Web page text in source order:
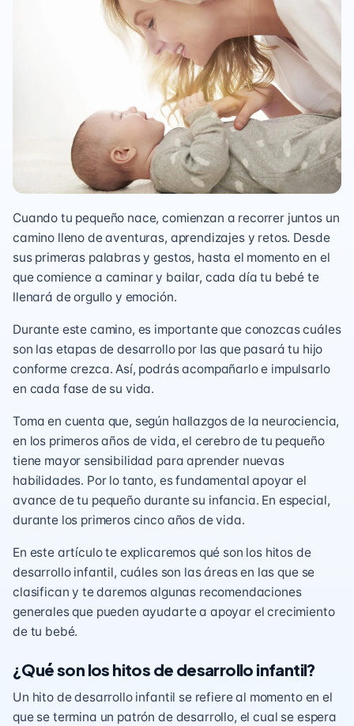
Cuando tu pequeño nace, comienzan a recorrer juntos un
camino lleno de aventuras, aprendizajes y retos. Desde
sus primeras palabras y gestos, hasta el momento en el
que comience a caminar y bailar, cada día tu bebé te
llenará de orgullo y emoción.
Durante este camino, es importante que conozcas cuáles
son las etapas de desarrollopor las que pasará tu hijo
conforme crezca. Así, podrás acompañarlo e impulsarlo
en cada fase de su vida.
Toma en cuenta que, según hallazgos de la neurociencia,
en los primeros años de vida, el cerebro de tu pequeño
tiene mayor sensibilidad para aprender nuevas
habilidades. Por lo tanto, es fundamental apoyar el
avance de tu pequeño durante su infancia. En especial,
durante los primeros cinco años de vida.
En este artículo te explicaremos qué son los hitos de
desarrollo infantil, cuáles son las áreas en las que se
clasifican y te daremos algunas recomendaciones
generales que pueden ayudarte a apoyar el crecimiento
de tu bebé.
¿Qué son los hitos de desarrollo infantil?
Un hito de desarrollo infantil se refiere al momento en el
que se termina un patrón de desarrollo, el cual se espera